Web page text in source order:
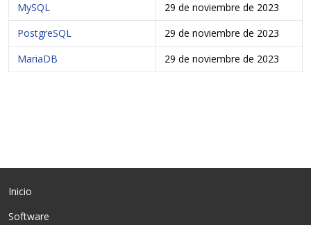
MySQL
29 de noviembre de 2023
PostgreSQL
29 de noviembre de 2023
MariaDB
29 de noviembre de 2023
Inicio
Software